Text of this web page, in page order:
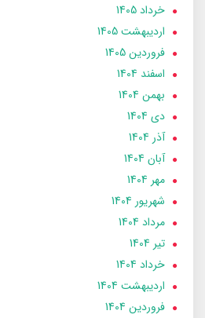
خرداد 1405
ارديبهشت 1405
فروردین 1405
اسفند 1404
بهمن 1404
دی 1404
آذر 1404
آبان 1404
مهر 1404
شهریور 1404
مرداد 1404
تير 1404
خرداد 1404
ارديبهشت 1404
فروردین 1404